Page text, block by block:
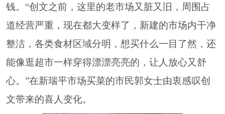
钱。“创文之前，这里的老市场又脏又旧，周围占
道经营严重，现在都大变样了，新建的市场内干净
整洁，各类食材区域分明，想买什么一目了然，还
能像逛超市一样穿得漂漂亮亮的，让人放心又舒
心。”在新瑞平市场买菜的市民郭女士由衷感叹创
文带来的喜人变化。